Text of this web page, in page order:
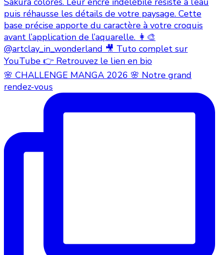
🌸 CHALLENGE MANGA 2026 🌸 Notre grand
rendez-vous